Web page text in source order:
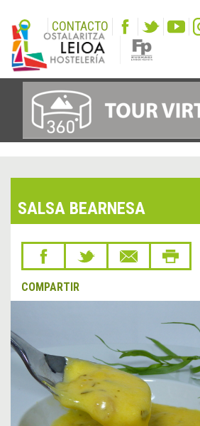
CONTACTO
SALSA BEARNESA
COMPARTIR